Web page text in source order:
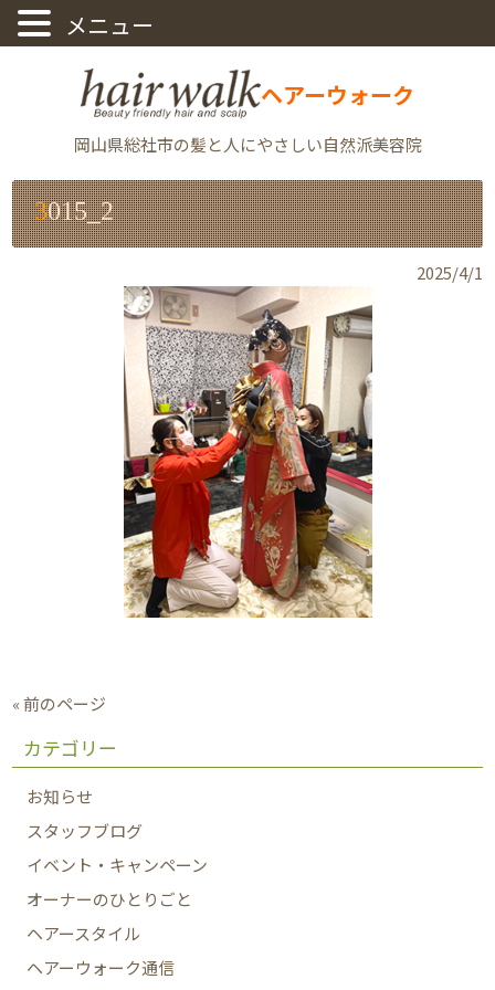
ヘアーウォーク
岡山県総社市の髪と人にやさしい自然派美容院
3015_2
2025/4/1
« 前のページ
カテゴリー
お知らせ
スタッフブログ
イベント・キャンペーン
オーナーのひとりごと
ヘアースタイル
ヘアーウォーク通信